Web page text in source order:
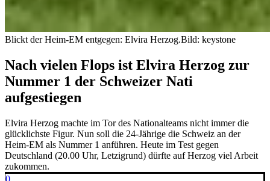
Blickt der Heim-EM entgegen: Elvira Herzog.Bild: keystone
Nach vielen Flops ist Elvira Herzog zur
Nummer 1 der Schweizer Nati
aufgestiegen
Elvira Herzog machte im Tor des Nationalteams nicht immer die
glücklichste Figur. Nun soll die 24-Jährige die Schweiz an der
Heim-EM als Nummer 1 anführen. Heute im Test gegen
Deutschland (20.00 Uhr, Letzigrund) dürfte auf Herzog viel Arbeit
zukommen.
0